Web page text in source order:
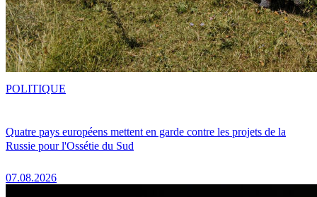
Quatre pays européens mettent en garde contre les projets de la
Russie pour l'Ossétie du Sud
07.08.2026
POLITIQUE